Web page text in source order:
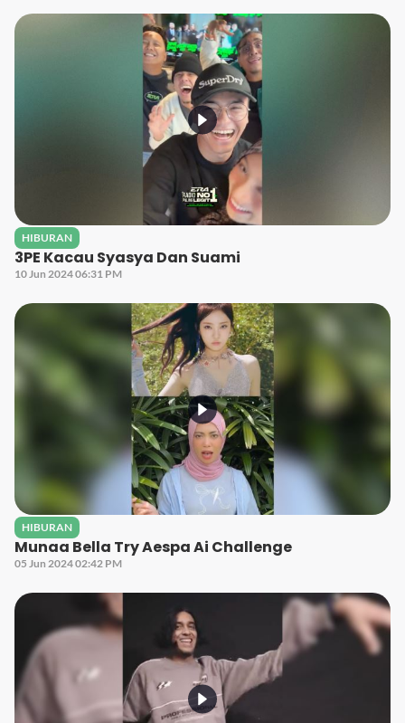
HIBURAN
3PE Kacau Syasya Dan Suami
10 Jun 2024 06:31 PM
HIBURAN
Munaa Bella Try Aespa Ai Challenge
05 Jun 2024 02:42 PM